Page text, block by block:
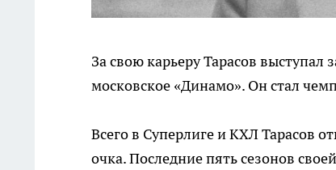
За свою карьеру Тарасов
московское «Динамо». Он стал
Всего в Суперлиге и КХЛ Тарасов
очка. Последние пять сезонов